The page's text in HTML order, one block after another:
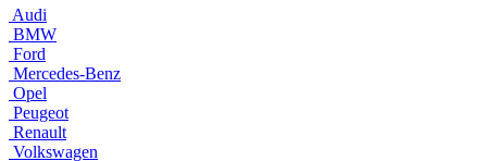
Audi
BMW
Ford
Mercedes-Benz
Opel
Peugeot
Renault
Volkswagen